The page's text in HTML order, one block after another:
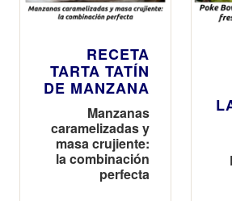
RECETA
TARTA TATÍN
DE MANZANA
Manzanas
caramelizadas y
masa crujiente:
la combinación
perfecta